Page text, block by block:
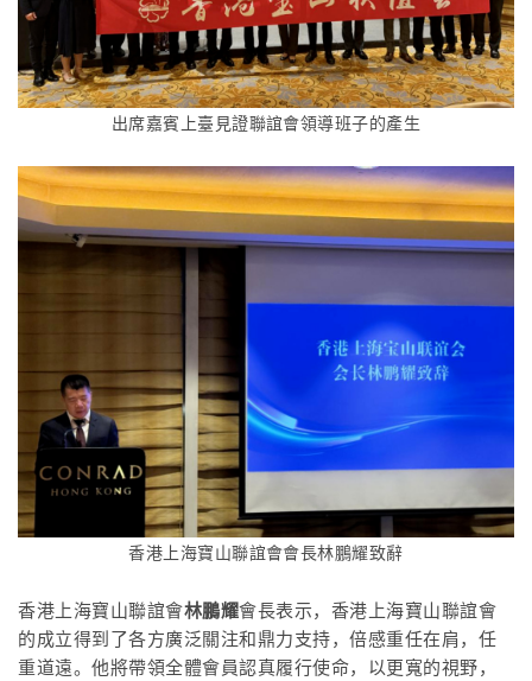
出席嘉賓上臺見證聯誼會領導班子的產生
香港上海寶山聯誼會會長林鵬耀致辭
香港上海寶山聯誼會林鵬耀會長表示，香港上海寶山聯誼會
的成立得到了各方廣泛關注和鼎力支持，倍感重任在肩，任
重道遠。他將帶領全體會員認真履行使命，以更寬的視野，